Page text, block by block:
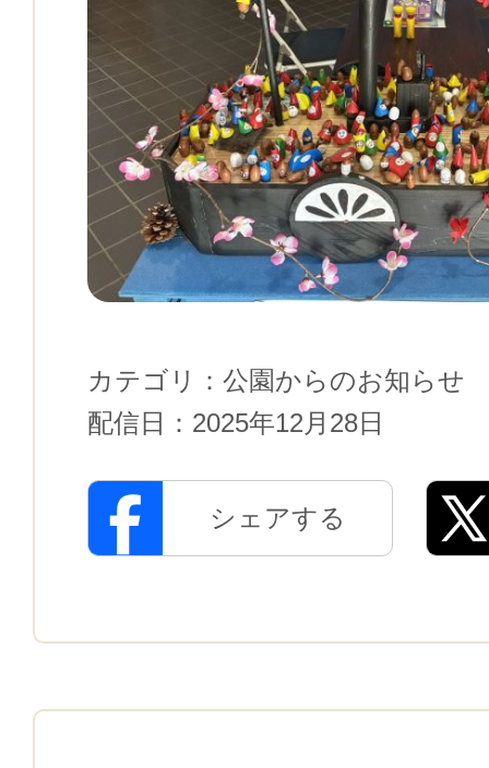
カテゴリ： 公園からのお知らせ
配信日： 2025年12月28日
シェアする